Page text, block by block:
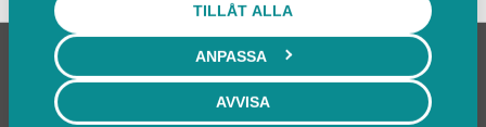
TILLÅT ALLA
ANPASSA
AVVISA